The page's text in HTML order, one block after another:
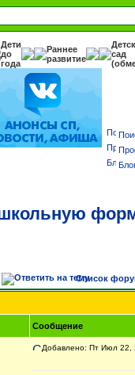
Дети
до
года
Раннее
развитие
сад
Список
Сообщение
Добавлено: Пт Июл 22,